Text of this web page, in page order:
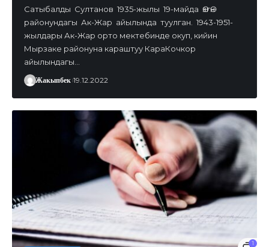
Сатыбалды Султанов 1935-жылы 19-майда ӨзгӨн
районундагы Ак-Жар айылында туулган. 1943-1951-
жылдары Ак-Жар орто мектебинде окуп, кийин
Мырзаке районуна караштуу КараКочкор
айылындагы…
Жакыпбек 19.12.2022
1